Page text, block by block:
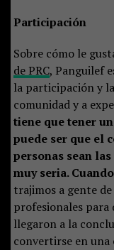
Participación
Sobre cómo le
de PRC, Panguilef
la participación y
comunidad y a
tiene que tener
puede ser que el
personas sean
muy seria.
trajimos a gente
profesionales para
llegaron a la
convertirse en una